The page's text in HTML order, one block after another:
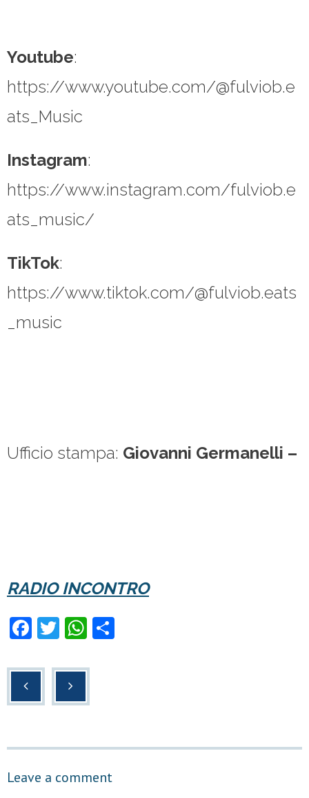
Youtube:
https://www.youtube.com/@fulviob.e
ats_Music
Instagram:
https://www.instagram.com/fulviob.e
ats_music/
TikTok:
https://www.tiktok.com/@fulviob.eats
_music
Ufficio stampa: Giovanni Germanelli –
RADIO INCONTRO
F
c
k
T
tt
er
W
at
Leave a comment